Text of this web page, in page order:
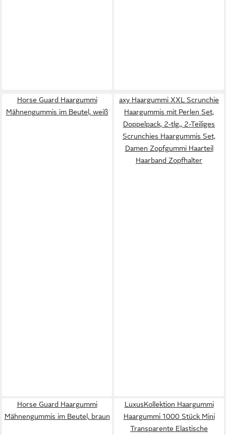
Horse Guard Haargummi
Mähnengummis im Beutel, weiß
axy Haargummi XXL Scrunchie
Haargummis mit Perlen Set,
Doppelpack, 2-tlg., 2-Teiliges
Scrunchies Haargummis Set,
Damen Zopfgummi Haarteil
Haarband Zopfhalter
Horse Guard Haargummi
Mähnengummis im Beutel, braun
LuxusKollektion Haargummi
Haargummi 1000 Stück Mini
Transparente Elastische